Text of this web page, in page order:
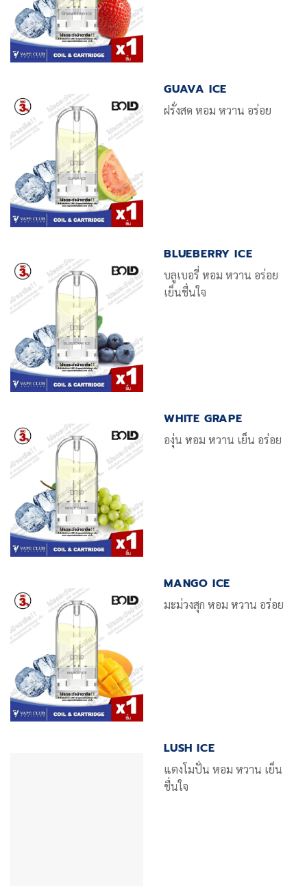
GUAVA ICE
ฝรั่งสด หอม หวาน อร่อย
BLUEBERRY ICE
บลูเบอรี่ หอม หวาน อร่อย
เย็นชื่นใจ
WHITE GRAPE
องุ่น หอม หวาน เย็น อร่อย
MANGO ICE
มะม่วงสุก หอม หวาน อร่อย
LUSH ICE
แตงโมปั่น หอม หวาน เย็น
ชื่นใจ